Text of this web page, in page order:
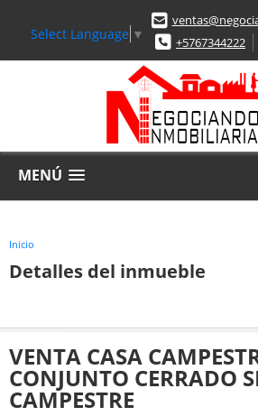
Select Language ▼
+5767344222
MENÚ
Inicio
Detalles del inmueble
VENTA CASA
CONJUNTO CERRADO
CAMPESTRE